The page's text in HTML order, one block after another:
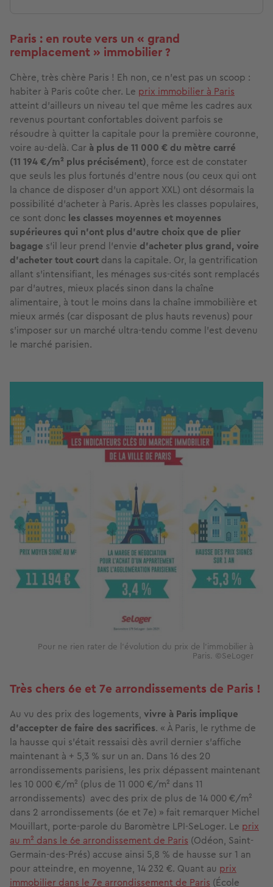
Paris : en route vers un « grand
remplacement » immobilier ?
Chère, très chère Paris ! Eh non, ce n’est pas un scoop :
habiter à Paris coûte cher. Le prix immobilier à Paris
atteint d’ailleurs un niveau tel que même les cadres aux
revenus pourtant confortables doivent parfois se
résoudre à quitter la capitale pour la première couronne,
voire au-delà. Car à plus de 11 000 € du mètre carré
(11 194 €/m² plus précisément), force est de constater
que seuls les plus fortunés d’entre nous (ou ceux qui ont
la chance de disposer d’un apport XXL) ont désormais la
possibilité d’acheter à Paris. Après les classes populaires,
ce sont donc les classes moyennes et moyennes
supérieures qui n’ont plus d’autre choix que de plier
bagage s’il leur prend l’envie d’acheter plus grand, voire
d’acheter tout court dans la capitale. Or, la gentrification
allant s’intensifiant, les ménages sus-cités sont remplacés
par d’autres, mieux placés sinon dans la chaîne
alimentaire, à tout le moins dans la chaîne immobilière et
mieux armés (car disposant de plus hauts revenus) pour
s’imposer sur un marché ultra-tendu comme l’est devenu
le marché parisien.
Pour ne rien rater de l'évolution du prix de l'immobilier à
Paris. ©SeLoger
Très chers 6e et 7e arrondissements de Paris !
Au vu des prix des logements, vivre à Paris implique
d’accepter de faire des sacrifices. « À Paris, le rythme de
la hausse qui s’était ressaisi dès avril dernier s’affiche
maintenant à + 5,3 % sur un an. Dans 16 des 20
arrondissements parisiens, les prix dépassent maintenant
les 10 000 €/m² (plus de 11 000 €/m² dans 11
arrondissements) avec des prix de plus de 14 000 €/m²
dans 2 arrondissements (6e et 7e) » fait remarquer Michel
Mouillart, porte-parole du Baromètre LPI-SeLoger. Le prix
au m² dans le 6e arrondissement de Paris (Odéon, Saint-
Germain-des-Prés) accuse ainsi 5,8 % de hausse sur 1 an
pour atteindre, en moyenne, 14 232 €. Quant au prix
immobilier dans le 7e arrondissement de Paris (École